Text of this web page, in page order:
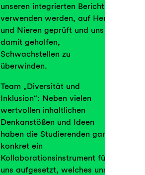
unseren integrierten Bericht
verwenden werden, auf Herz
und Nieren geprüft und uns
damit geholfen,
Schwachstellen zu
überwinden.
Team „Diversität und
Inklusion“: Neben vielen
wertvollen inhaltlichen
Denkanstößen und Ideen
haben die Studierenden ganz
konkret ein
Kollaborationsinstrument für
uns aufgesetzt, welches uns